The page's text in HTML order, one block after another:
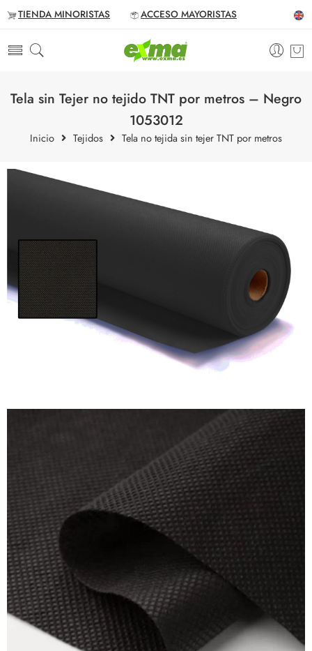
TIENDA MINORISTAS ACCESO MAYORISTAS
Tela sin Tejer no tejido TNT por metros – Negro
1053012
Inicio Tejidos Tela no tejida sin tejer TNT por metros